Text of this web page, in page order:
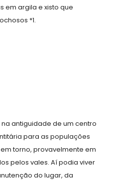
em argila e xisto que
*1.
antiguidade de um centro
para as populações
torno, provavelmente em
pelos vales. Aí podia viver
do lugar, da